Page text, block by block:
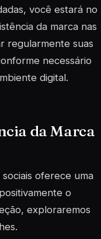
você estará no
da marca nas
regularmente suas
necessário
digital.
da Marca
oferece uma
o
exploraremos